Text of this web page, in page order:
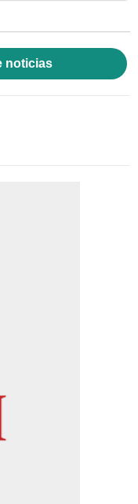
noticias